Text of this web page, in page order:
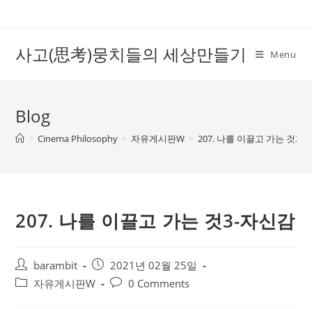
사고(思考)뭉치들의 세상만들기 Menu
Blog
> Cinema Philosophy > 자유게시판W > 207. 나를 이끌고 가는 것3-
207. 나를 이끌고 가는 것3-자신감
Post
author:
barambit
Post
published:
2021년 02월 25일
Post자유게시판W
Post0 Comments